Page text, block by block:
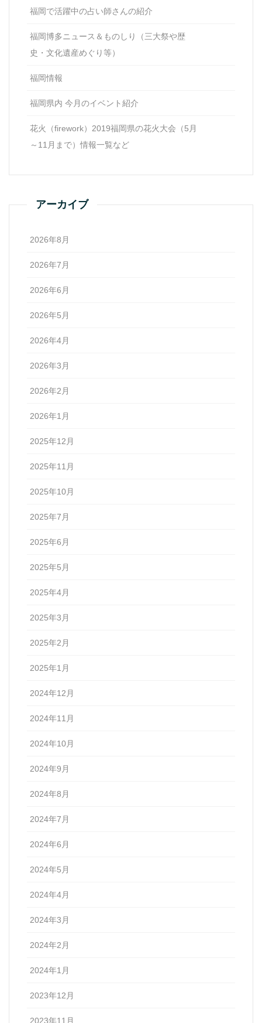
福岡で活躍中の占い師さんの紹介
福岡博多ニュース＆ものしり（三大祭や歴
史・文化遺産めぐり等）
福岡情報
福岡県内 今月のイベント紹介
花火（firework）2019福岡県の花火大会（5月
～11月まで）情報一覧など
アーカイブ
2026年8月
2026年7月
2026年6月
2026年5月
2026年4月
2026年3月
2026年2月
2026年1月
2025年12月
2025年11月
2025年10月
2025年7月
2025年6月
2025年5月
2025年4月
2025年3月
2025年2月
2025年1月
2024年12月
2024年11月
2024年10月
2024年9月
2024年8月
2024年7月
2024年6月
2024年5月
2024年4月
2024年3月
2024年2月
2024年1月
2023年12月
2023年11月